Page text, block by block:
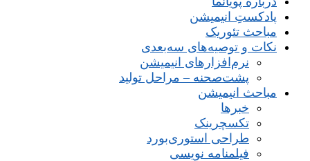
پادکستِ انیمیشن
مباحث تئوریک
نکات و توصیه‌های‌ سه‌بعدی
نرم‌افزارهای انیمیشن
پشت‌صحنه – مراحل تولید
مباحث انیمیشن
خبرها
تکسچرینک
طراحی استوری‌بورد
فیلمنامه نویسی